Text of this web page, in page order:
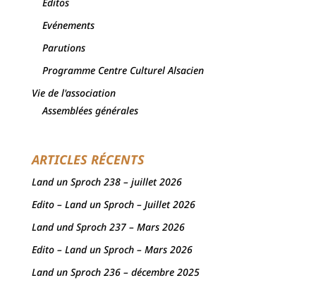
Evénements
Parutions
Programme Centre Culturel Alsacien
Vie de l'association
Assemblées générales
ARTICLES RÉCENTS
Land un Sproch 238 – juillet 2026
Edito – Land un Sproch – Juillet 2026
Land und Sproch 237 – Mars 2026
Edito – Land un Sproch – Mars 2026
Land un Sproch 236 – décembre 2025